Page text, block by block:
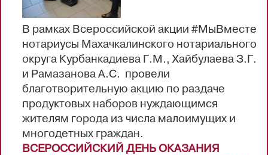
В рамках Всероссийской акции #МыВместе
нотариусы Махачкалинского нотариального
округа Курбанкадиева Г.М., Хайбулаева З.Г.
и Рамазанова А.С. провели
благотворительную акцию по раздаче
продуктовых наборов нуждающимся
жителям города из числа малоимущих и
многодетных граждан.
ВСЕРОССИЙСКИЙ ДЕНЬ ОКАЗАНИЯ